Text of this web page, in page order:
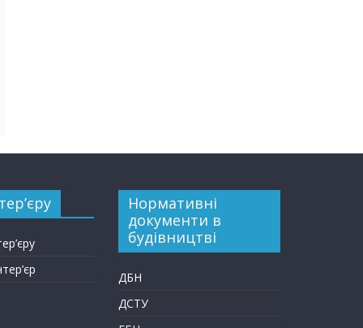
Нормативні
документи в
будівництві
ДБН
ДСТУ